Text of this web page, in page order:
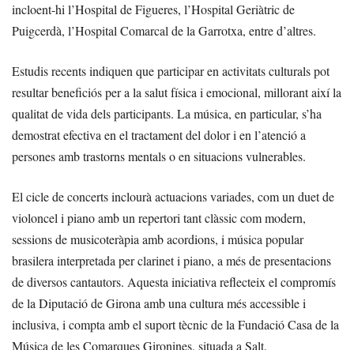
incloent-hi l’Hospital de Figueres, l’Hospital Geriàtric de
Puigcerdà, l’Hospital Comarcal de la Garrotxa, entre d’altres.
Estudis recents indiquen que participar en activitats culturals pot
resultar beneficiós per a la salut física i emocional, millorant així la
qualitat de vida dels participants. La música, en particular, s’ha
demostrat efectiva en el tractament del dolor i en l’atenció a
persones amb trastorns mentals o en situacions vulnerables.
El cicle de concerts inclourà actuacions variades, com un duet de
violoncel i piano amb un repertori tant clàssic com modern,
sessions de musicoteràpia amb acordions, i música popular
brasilera interpretada per clarinet i piano, a més de presentacions
de diversos cantautors. Aquesta iniciativa reflecteix el compromís
de la Diputació de Girona amb una cultura més accessible i
inclusiva, i compta amb el suport tècnic de la Fundació Casa de la
Música de les Comarques Gironines, situada a Salt.